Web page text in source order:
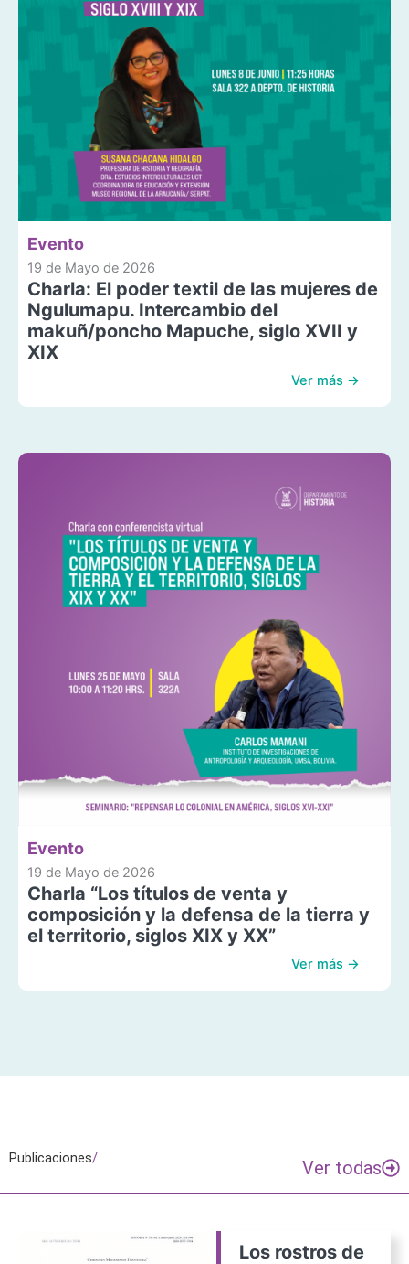
Evento
19 de Mayo de 2026
Charla: El poder textil de las mujeres de
Ngulumapu. Intercambio del
makuñ/poncho Mapuche, siglo XVII y
XIX
Ver más →
Evento
19 de Mayo de 2026
Charla “Los títulos de venta y
composición y la defensa de la tierra y
el territorio, siglos XIX y XX”
Ver más →
Publicaciones/ Ver todas
Los rostros de